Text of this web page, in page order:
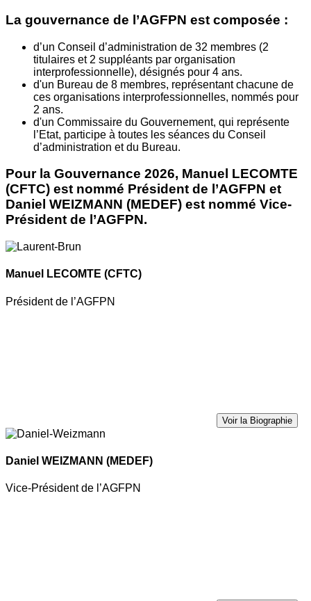
La gouvernance de l’AGFPN est composée :
d’un Conseil d’administration de 32 membres (2
titulaires et 2 suppléants par organisation
interprofessionnelle), désignés pour 4 ans.
d'un Bureau de 8 membres, représentant chacune de
ces organisations interprofessionnelles, nommés pour
2 ans.
d'un Commissaire du Gouvernement, qui représente
l’Etat, participe à toutes les séances du Conseil
d’administration et du Bureau.
Pour la Gouvernance 2026, Manuel LECOMTE
(CFTC) est nommé Président de l’AGFPN et
Daniel WEIZMANN (MEDEF) est nommé Vice-
Président de l’AGFPN.
Manuel LECOMTE (CFTC)
Président de l’AGFPN
Voir la Biographie
Daniel WEIZMANN (MEDEF)
Vice-Président de l’AGFPN